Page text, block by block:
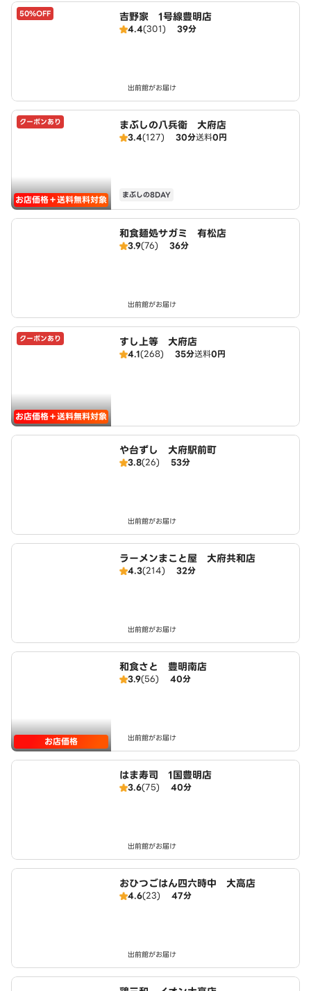
50%OFF 吉野家 1号線豊明店
4.4(301) 39分
出前館がお届け
クーポンあり
お店価格＋送料無料対象
まぶしの八兵衛 大府店
3.4(127) 30分送料0円
まぶしの8DAY
和食麺処サガミ 有松店
3.9(76) 36分
出前館がお届け
クーポンあり
お店価格＋送料無料対象
すし上等 大府店
4.1(268) 35分送料0円
や台ずし 大府駅前町
3.8(26) 53分
出前館がお届け
ラーメンまこと屋 大府共和店
4.3(214) 32分
出前館がお届け
お店価格
和食さと 豊明南店
3.9(56) 40分
出前館がお届け
はま寿司 1国豊明店
3.6(75) 40分
出前館がお届け
おひつごはん四六時中 大高店
4.6(23) 47分
出前館がお届け